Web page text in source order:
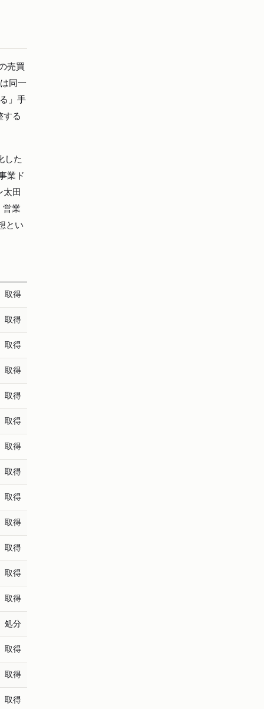
売買
同一
」手
する
した
業ド
太田
営業
とい
取得
取得
取得
取得
取得
取得
取得
取得
取得
取得
取得
取得
取得
処分
取得
取得
取得